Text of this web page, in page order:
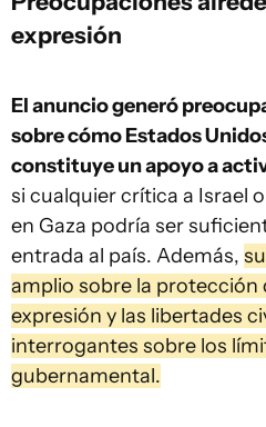
expresión
El anuncio generó
sobre cómo Estados
constituye un apoyo a
si cualquier crítica a Israel
en Gaza podría ser
entrada al país. Además,
amplio sobre la protección
expresión y las libertades
interrogantes sobre los
gubernamental.